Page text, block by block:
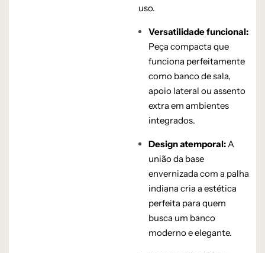
uso.
Versatilidade funcional:
Peça compacta que
funciona perfeitamente
como banco de sala,
apoio lateral ou assento
extra em ambientes
integrados.
Design atemporal:A
união da base
envernizada com a palha
indiana cria a estética
perfeita para quem
busca um banco
moderno e elegante.